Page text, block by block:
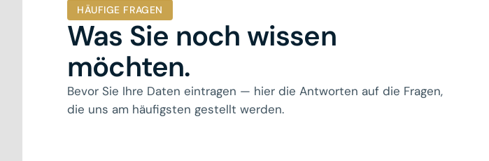
HÄUFIGE FRAGEN
Was Sie noch wissen
möchten.
Bevor Sie Ihre Daten eintragen — hier die Antworten auf die Fragen,
die uns am häufigsten gestellt werden.